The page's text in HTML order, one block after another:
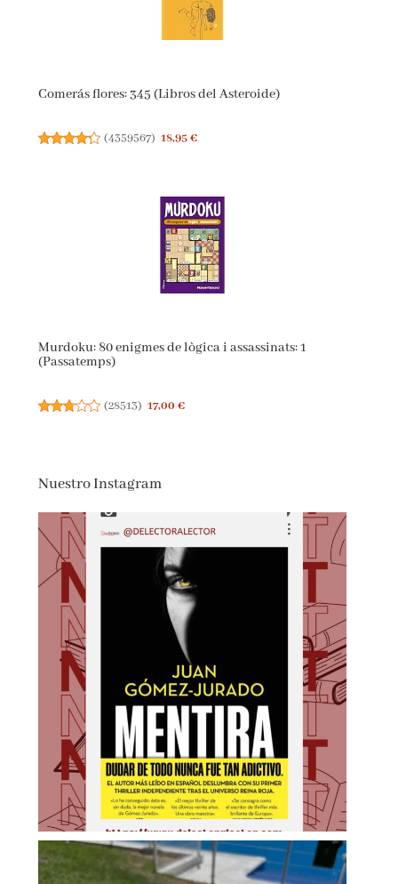
Comerás flores: 345 (Libros del Asteroide)
(4359567) 18,95 €
Murdoku: 80 enigmes de lògica i assassinats: 1
(Passatemps)
(28513) 17,00 €
Nuestro Instagram